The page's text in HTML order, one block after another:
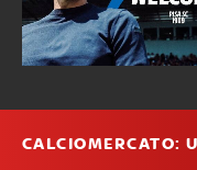
CALCIOMERCATO: